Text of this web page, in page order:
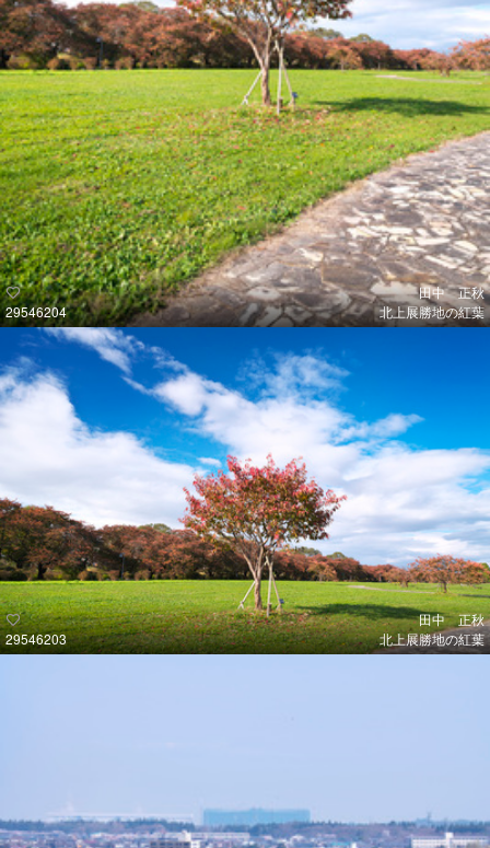
29546204
田中 正秋
北上展勝地の紅葉
29546203
田中 正秋
北上展勝地の紅葉